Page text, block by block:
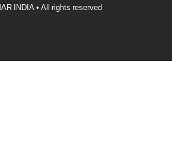
INDIA • All rights reserved